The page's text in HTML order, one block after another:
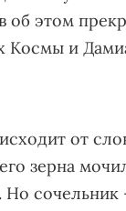
этом
Космы и
от
зерна
Но